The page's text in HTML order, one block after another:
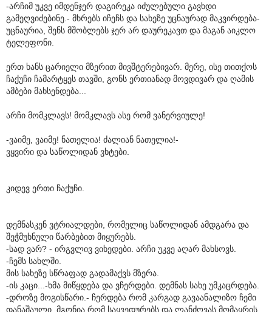
-არჩიმ უკვე იმდენჯერ დაგირეკა იძულებული გავხდი
გამეღვიძებინე.- მხრებს იჩეჩს და სახეზე უცნაურად მაკვირდება-
უცნაურია, შენს მშობლებს ჯერ არ დაურეკავთ და მაგან აიკლო
ტელეფონი.
ერთ ხანს ცარიელი მზერით მივშტერებივარ. მერე, ისე თითქოს
ჩაქუჩი ჩამარტყეს თავში, გონს ერთიანად მოვდივარ და ღამის
ამბები მახსენდება...
არჩი მომკლავს! მომკლავს ასე რომ ვანერვიულე!
-ვაიმე, ვაიმე! ნათელია! ძალიან ნათელია!-
ვყვირი და საწოლიდან ვხტები.
კიდევ ერთი ჩაქუჩი.
დემნასკენ ვტრიალდები, რომელიც საწოლიდან ამდგარა და
შეჭმუხნული წარბებით მიყურებს.
-სად ვარ? - ირგვლივ ვიხედები. არჩი უკვე აღარ მახსოვს.
-ჩემს სახლში.
მის სახეზე სწრაფად გადამაქვს მზერა.
-ის კაცი...-ხმა მიწყდება და ვჩერდები. დემნას სახე უმკაცრდება.
-დროზე მოგისწარი.- ჩერდება რომ კარგად გავაანალიზო ჩემი
დანაშაული, მგონია რომ საყვედურებს და ლანძღვას მომაყრის